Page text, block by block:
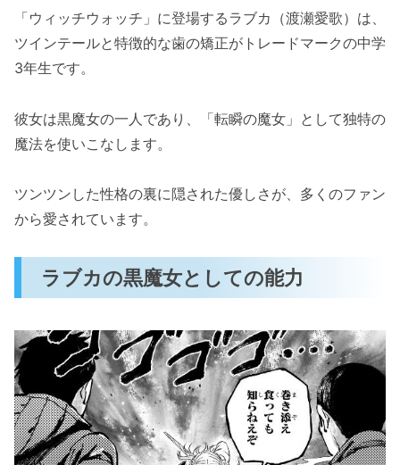
活躍
おすすめのエピソードTOP3
転瞬の魔女としての名シーン
との関係性
仲間たちとの絆
ラブカの対立から成長への物語
ウィッチウォッチのファンから見たラブカの魅
読者に支持される理由
今後の物語で期待される展開
ウィッチウォッチのラブカのまとめ
キャラクターとしての重要性と独自性
物語全体に与える影響
「ウィッチウォッチ」に登場するラブカ（渡瀬愛歌）は、
ツインテールと特徴的な歯の矯正がトレードマークの中学
3年生です。
彼女は黒魔女の一人であり、「転瞬の魔女」として独特の
魔法を使いこなします。
ツンツンした性格の裏に隠された優しさが、多くのファン
から愛されています。
ラブカの黒魔女としての能力